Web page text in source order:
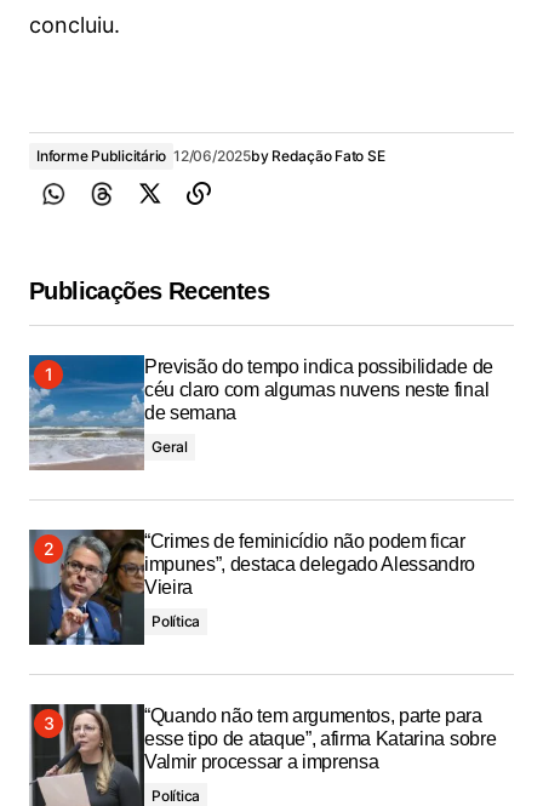
concluiu.
Informe Publicitário 12/06/2025by Redação Fato SE
Publicações Recentes
Previsão do tempo indica possibilidade de
céu claro com algumas nuvens neste final
de semana
Geral
“Crimes de feminicídio não podem ficar
impunes”, destaca delegado Alessandro
Vieira
Política
“Quando não tem argumentos, parte para
esse tipo de ataque”, afirma Katarina sobre
Valmir processar a imprensa
Política